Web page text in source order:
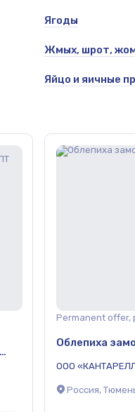
Ягоды
Жмых, шрот,
Яйцо и яичные
Permanent offer,
Облепиха
ООО
Россия,